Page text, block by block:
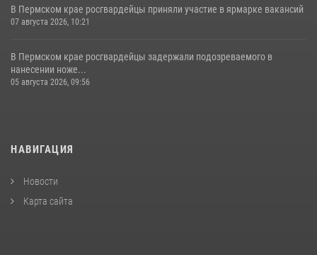
В Пермском крае росгвардейцы приняли участие в ярмарке вакансий
07 августа 2026, 10:21
В Пермском крае росгвардейцы задержали подозреваемого в
нанесении ноже...
05 августа 2026, 09:56
НАВИГАЦИЯ
Новости
Карта сайта